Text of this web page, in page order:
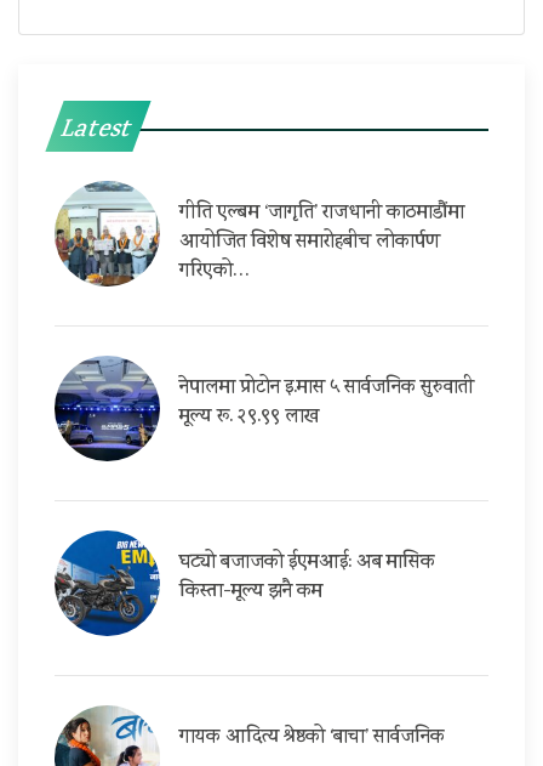
Latest
गीति एल्बम ‘जागृति’ राजधानी काठमाडौंमा
आयोजित विशेष समारोहबीच लोकार्पण
गरिएको…
नेपालमा प्रोटोन इ.मास ५ सार्वजनिक सुरुवाती
मूल्य रू. २९.९९ लाख
घट्यो बजाजको ईएमआई: अब मासिक
किस्ता-मूल्य झनै कम
गायक आदित्य श्रेष्ठको ‘बाचा’ सार्वजनिक